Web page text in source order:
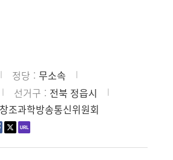
정당
무소속
선거구
전북 정읍시
조과학방송통신위원회